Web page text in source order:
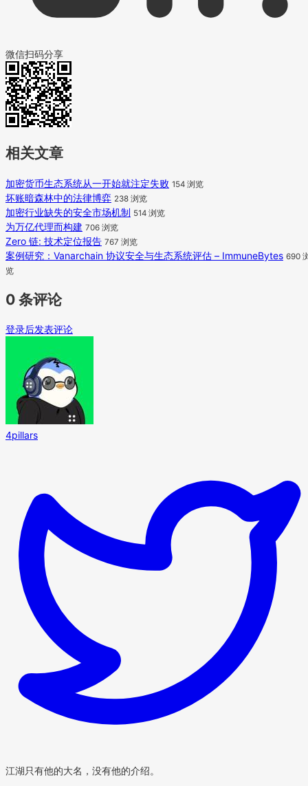
微信扫码分享
相关文章
加密货币生态系统从一开始就注定失败 154 浏览
坏账暗森林中的法律博弈 238 浏览
加密行业缺失的安全市场机制 514 浏览
为万亿代理而构建 706 浏览
Zero 链: 技术定位报告 767 浏览
案例研究：Vanarchain 协议安全与生态系统评估 – ImmuneBytes 690
览
0 条评论
登录后发表评论
4pillars
江湖只有他的大名，没有他的介绍。